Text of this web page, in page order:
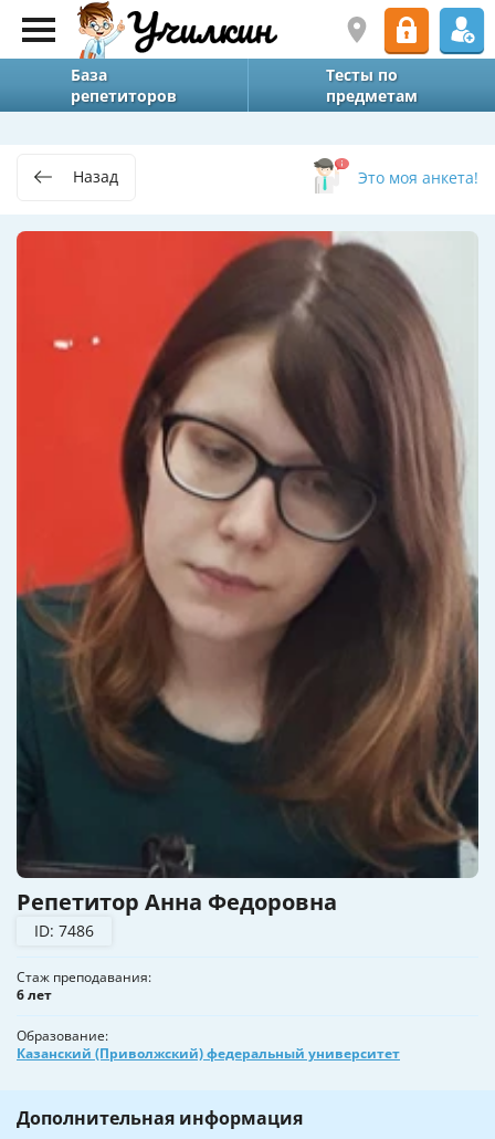
База
репетиторов
Тесты по
предметам
Назад Это моя анкета!
Репетитор Анна Федоровна
ID: 7486
Стаж преподавания
6 лет
Образование
Казанский (Приволжский) федеральный университет
Дополнительная информация